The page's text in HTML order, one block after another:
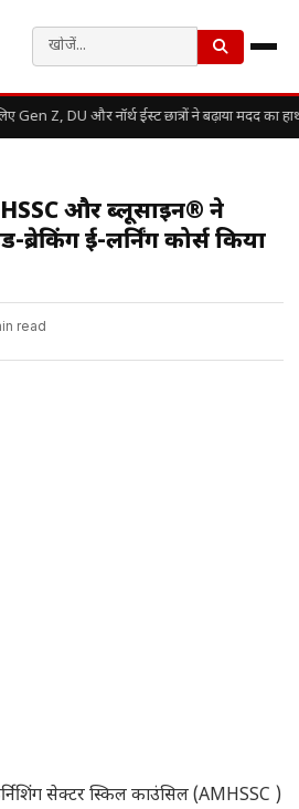
Gen Z, DU और नॉर्थ ईस्ट छात्रों ने बढ़ाया मदद का
और ब्लूसाइन® ने
ब्रेकिंग ई-लर्निंग कोर्स किया
read
सेक्टर स्किल काउंसिल (AMHSSC )